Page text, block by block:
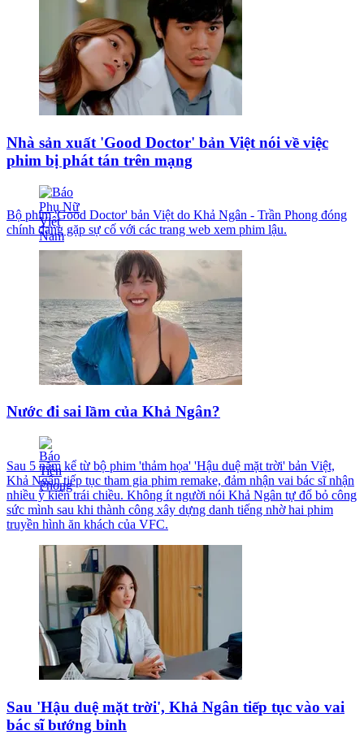
Nhà sản xuất 'Good Doctor' bản Việt nói về việc
phim bị phát tán trên mạng
Bộ phim 'Good Doctor' bản Việt do Khả Ngân - Trần Phong đóng
chính đang gặp sự cố với các trang web xem phim lậu.
Nước đi sai lầm của Khả Ngân?
Sau 5 năm kể từ bộ phim 'thảm họa' 'Hậu duệ mặt trời' bản Việt,
Khả Ngân tiếp tục tham gia phim remake, đảm nhận vai bác sĩ nhận
nhiều ý kiến trái chiều. Không ít người nói Khả Ngân tự đổ bỏ công
sức mình sau khi thành công xây dựng danh tiếng nhờ hai phim
truyền hình ăn khách của VFC.
Sau 'Hậu duệ mặt trời', Khả Ngân tiếp tục vào vai
bác sĩ bướng bỉnh